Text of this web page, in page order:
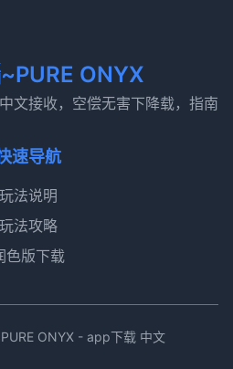
ONYX
文接收，空偿无害下降载，指南
速导航
玩法说明
玩法攻略
色版下载
ONYX - app下载 中文